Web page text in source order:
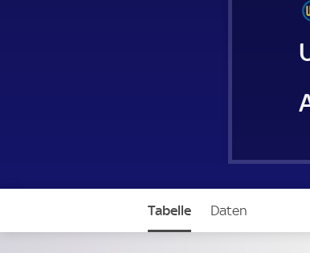
Tabelle Daten